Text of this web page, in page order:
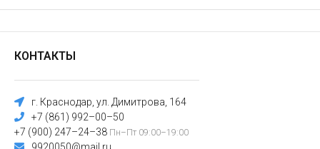
КОНТАКТЫ
г. Краснодар, ул. Димитрова, 164
+7 (861) 992–00–50
+7 (900) 247–24–38 Пн–Пт 09:00–19:00